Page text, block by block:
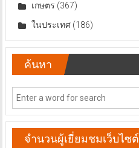
เกษตร (367)
ในประเทศ(186)
ค้นหา
จำนวนผู้เยี่ยมชมเว็บไซต์